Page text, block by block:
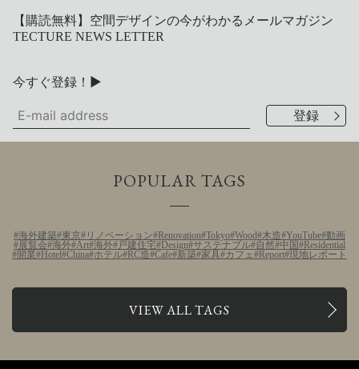
【購読無料】空間デザインの今がわかるメールマガジン
TECTURE NEWS LETTER
今すぐ登録！▶
POPULAR TAGS
海外建築 東京 リノベーション Renovation Tokyo Wood 木造 YouTube 動画
展覧会 海外 Art 海外 戸建住宅 Design サステナブル 自然 中国
Residential
開業
Hotel China ホテル RC造 Cafe 新築 家具 カフェ Report 現地レポート
VIEW ALL TAGS